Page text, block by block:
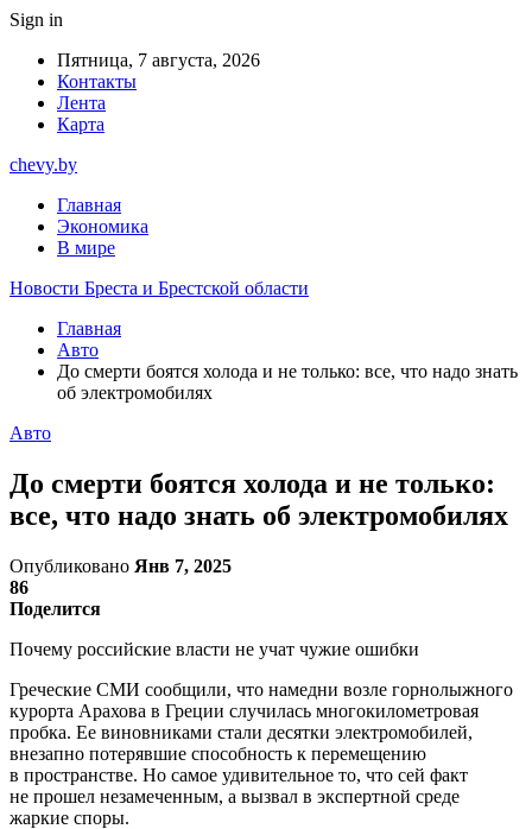
Sign in
Пятница, 7 августа, 2026
Контакты
Лента
Карта
chevy.by
Главная
Экономика
В мире
Новости Бреста и Брестской области
Главная
Авто
До смерти боятся холода и не только: все, что надо знать
об электромобилях
Авто
До смерти боятся холода и не только:
все, что надо знать об электромобилях
Опубликовано Янв 7, 2025
86
Поделится
Почему российские власти не учат чужие ошибки
Греческие СМИ сообщили, что намедни возле горнолыжного
курорта Арахова в Греции случилась многокилометровая
пробка. Ее виновниками стали десятки электромобилей,
внезапно потерявшие способность к перемещению
в пространстве. Но самое удивительное то, что сей факт
не прошел незамеченным, а вызвал в экспертной среде
жаркие споры.